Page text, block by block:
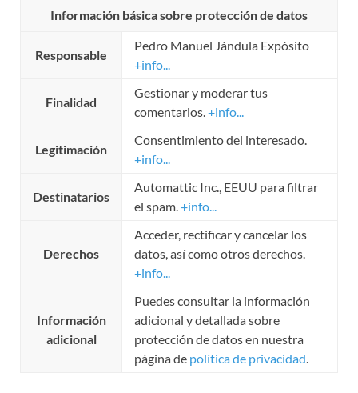
Información básica sobre protección de datos
Responsable
Pedro Manuel Jándula Expósito
+info...
Finalidad
Gestionar y moderar tus
comentarios.+info...
Legitimación
Consentimiento del interesado.
+info...
Destinatarios
Automattic Inc., EEUU para filtrar
el spam.+info...
Derechos
Acceder, rectificar y cancelar los
datos, así como otros derechos.
+info...
Información
adicional
Puedes consultar la información
adicional y detallada sobre
protección de datos en nuestra
página de política de privacidad.